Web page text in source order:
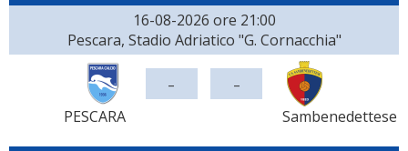
16-08-2026 ore 21:00
Pescara, Stadio Adriatico "G. Cornacchia"
PESCARA
- -
Sambenedettese